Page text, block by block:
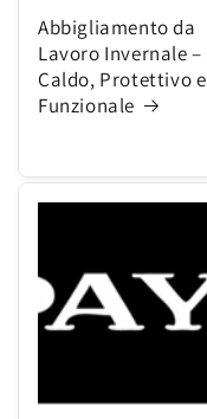
Abbigliamento da
Lavoro Invernale –
Caldo, Protettivo e
Funzionale